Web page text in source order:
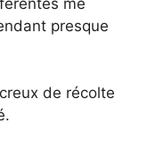
presque
de récolte